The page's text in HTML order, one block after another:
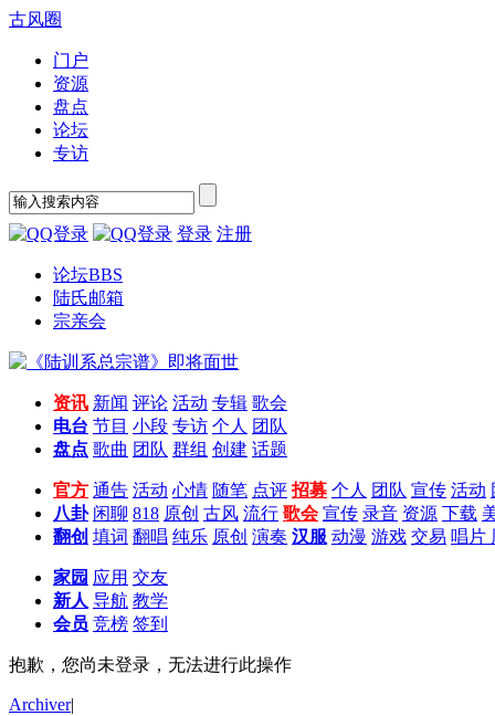
古风圈
门户
资源
盘点
论坛
专访
登录 注册
论坛BBS
陆氏邮箱
宗亲会
资讯 新闻 评论 活动 专辑 歌会
电台 节目 小段 专访 个人 团队
盘点 歌曲 团队 群组 创建 话题
官方 通告 活动 心情 随笔 点评 招募 个人 团队 宣传 活动
八卦 闲聊 818 原创 古风 流行 歌会 宣传 录音 资源 下载
翻创 填词 翻唱 纯乐 原创 演奏 汉服 动漫 游戏 交易 唱片
家园 应用 交友
新人 导航 教学
会员 竞榜 签到
抱歉，您尚未登录，无法进行此操作
Archiver|